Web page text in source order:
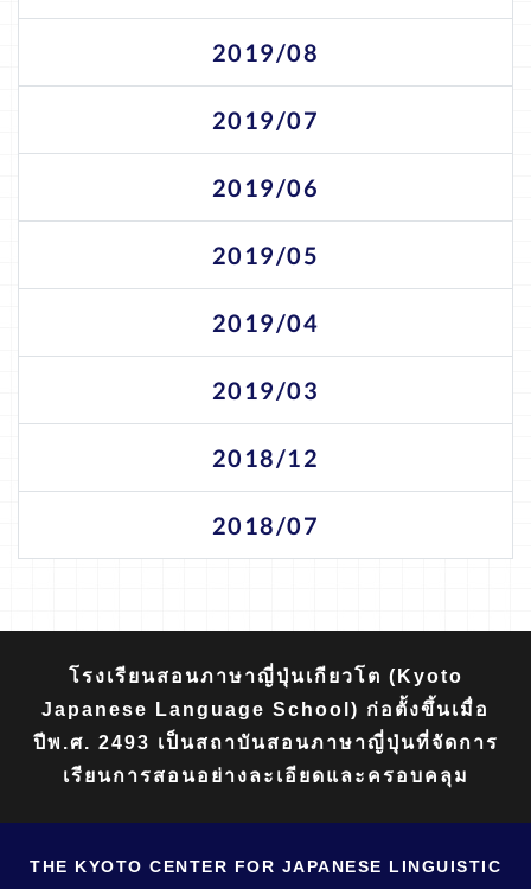
2019/08
2019/07
2019/06
2019/05
2019/04
2019/03
2018/12
2018/07
โรงเรียนสอนภาษาญี่ปุ่นเกียวโต (Kyoto
Japanese Language School) ก่อตั้งขึ้นเมื่อ
ปีพ.ศ. 2493 เป็นสถาบันสอนภาษาญี่ปุ่นที่จัดการ
เรียนการสอนอย่างละเอียดและครอบคลุม
THE KYOTO CENTER FOR JAPANESE LINGUISTIC